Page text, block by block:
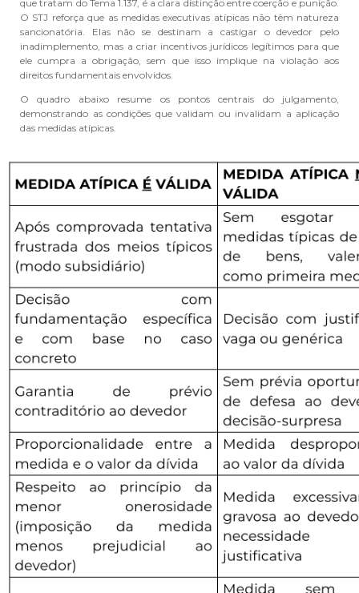
que tratam do Tema 1.137, é a clara distinção entre coerção e punição.
O STJ reforça que as medidas executivas atípicas não têm natureza
sancionatória. Elas não se destinam a castigar o devedor pelo
inadimplemento, mas a criar incentivos jurídicos legítimos para que
ele cumpra a obrigação, sem que isso implique na violação aos
direitos fundamentais envolvidos.
O quadro abaixo resume os pontos centrais do julgamento,
demonstrando as condições que validam ou invalidam a aplicação
das medidas atípicas.